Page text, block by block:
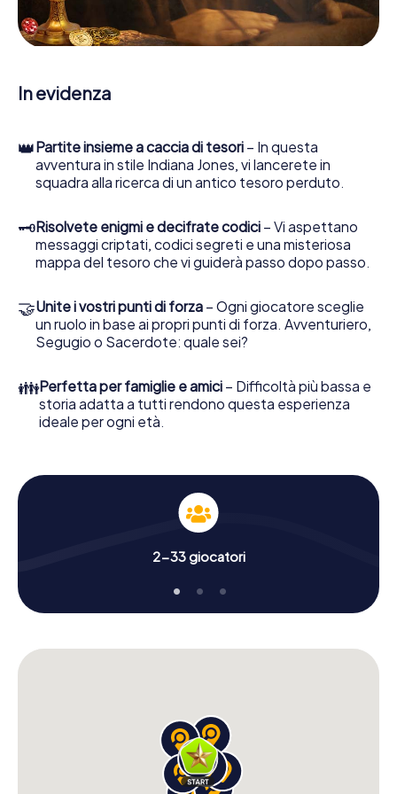
enigmatiche, la aiuta a raccogliere oggetti e la guida in
sicurezza per Avilés.
immergerete sempre più in profondità nell'emozionante
storia, presto scoprirete che il prezioso tesoro è a pochi
In evidenza
👑Partite insieme a caccia di tesori – In questa
avventura in stile Indiana Jones, vi lancerete in
squadra alla ricerca di un antico tesoro perduto.
🗝Risolvete enigmi e decifrate codici – Vi aspettano
messaggi criptati, codici segreti e una misteriosa
mappa del tesoro che vi guiderà passo dopo passo.
🤝Unite i vostri punti di forza – Ogni giocatore sceglie
un ruolo in base ai propri punti di forza. Avventuriero,
Segugio o Sacerdote: quale sei?
👪Perfetta per famiglie e amici – Difficoltà più bassa e
storia adatta a tutti rendono questa esperienza
ideale per ogni età.
2-33 giocatori